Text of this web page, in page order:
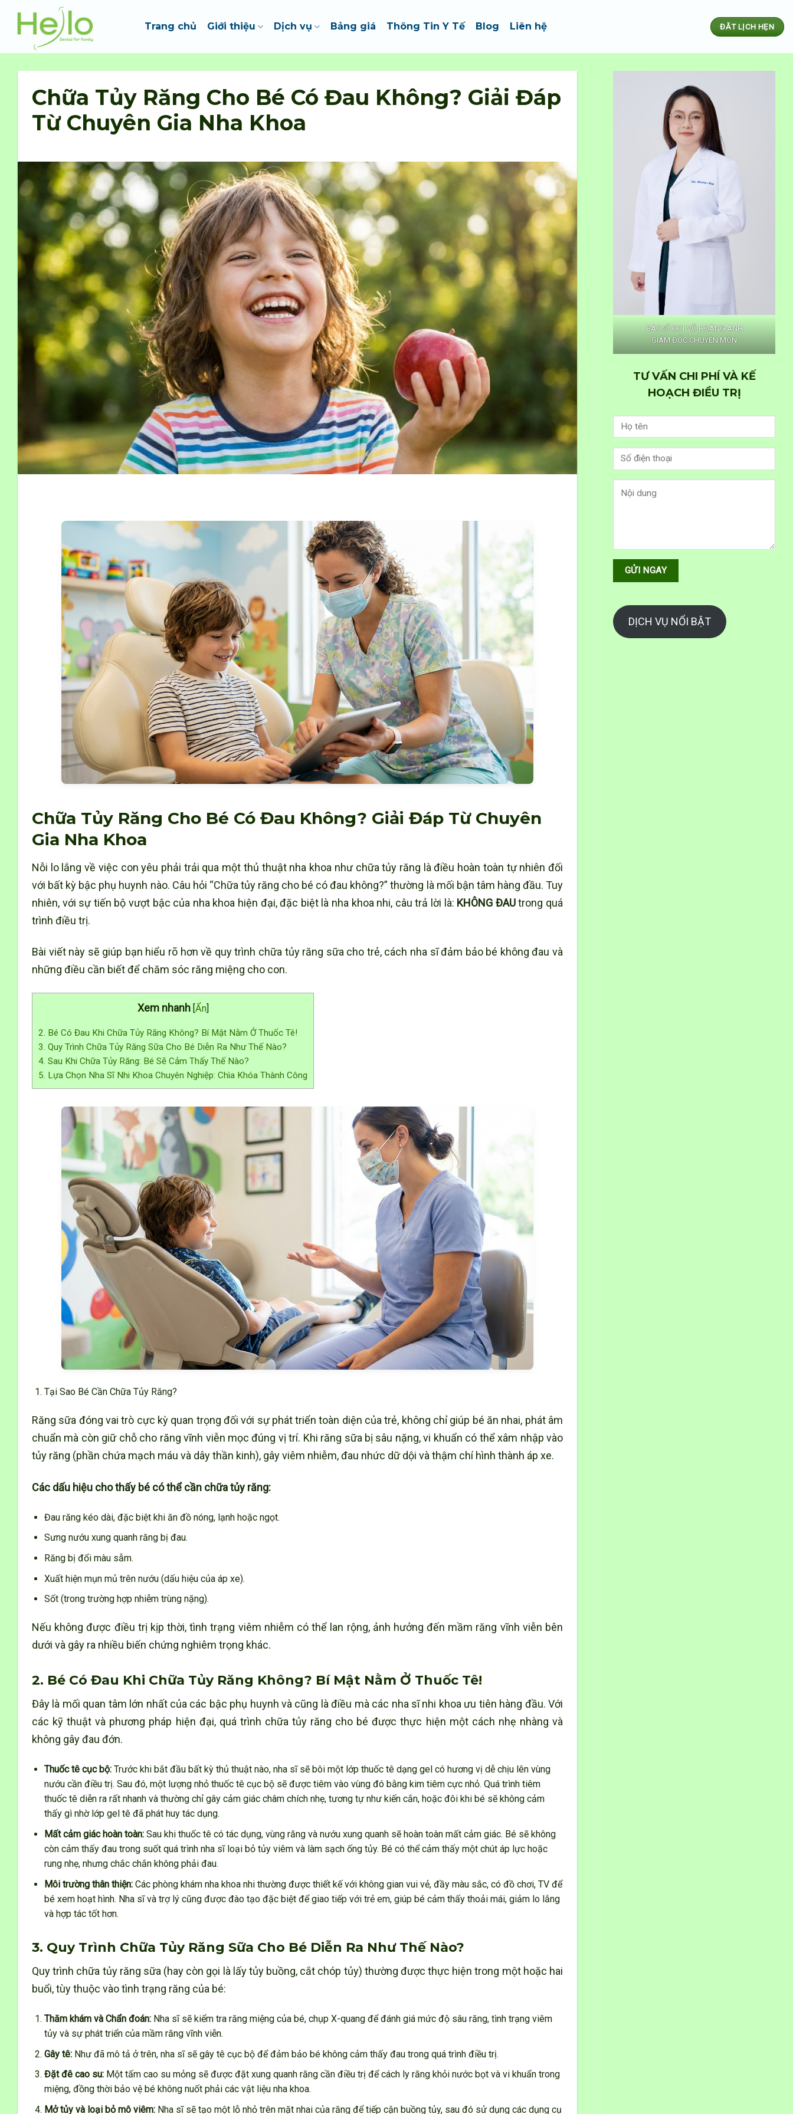
content
Trang chủ Giới thiệu Dịch vụ Bảng giá Thông Tin Y Tế Blog Liên hệ ĐĂT LỊCH HẸN
Chữa Tủy Răng Cho Bé Có Đau Không? Giải Đáp
Từ Chuyên Gia Nha Khoa
Chữa Tủy Răng Cho Bé Có Đau Không? Giải Đáp Từ Chuyên
Gia Nha Khoa
Nỗi lo lắng về việc con yêu phải trải qua một thủ thuật nha khoa như chữa tủy răng là điều hoàn toàn tự nhiên đối
với bất kỳ bậc phụ huynh nào. Câu hỏi “Chữa tủy răng cho bé có đau không?” thường là mối bận tâm hàng đầu. Tuy
nhiên, với sự tiến bộ vượt bậc của nha khoa hiện đại, đặc biệt là nha khoa nhi, câu trả lời là: KHÔNG ĐAUtrong quá
trình điều trị.
Bài viết này sẽ giúp bạn hiểu rõ hơn về quy trình chữa tủy răng sữa cho trẻ, cách nha sĩ đảm bảo bé không đau và
những điều cần biết để chăm sóc răng miệng cho con.
Xem nhanh [Ẩn]
2. Bé Có Đau Khi Chữa Tủy Răng Không? Bí Mật Nằm Ở Thuốc Tê!
3. Quy Trình Chữa Tủy Răng Sữa Cho Bé Diễn Ra Như Thế Nào?
4. Sau Khi Chữa Tủy Răng: Bé Sẽ Cảm Thấy Thế Nào?
5. Lựa Chọn Nha Sĩ Nhi Khoa Chuyên Nghiệp: Chìa Khóa Thành Công
Tại Sao Bé Cần Chữa Tủy Răng?
Răng sữa đóng vai trò cực kỳ quan trọng đối với sự phát triển toàn diện của trẻ, không chỉ giúp bé ăn nhai, phát âm
chuẩn mà còn giữ chỗ cho răng vĩnh viễn mọc đúng vị trí. Khi răng sữa bị sâu nặng, vi khuẩn có thể xâm nhập vào
tủy răng (phần chứa mạch máu và dây thần kinh), gây viêm nhiễm, đau nhức dữ dội và thậm chí hình thành áp xe.
Các dấu hiệu cho thấy bé có thể cần chữa tủy răng:
Đau răng kéo dài, đặc biệt khi ăn đồ nóng, lạnh hoặc ngọt.
Sưng nướu xung quanh răng bị đau.
Răng bị đổi màu sẫm.
Xuất hiện mụn mủ trên nướu (dấu hiệu của áp xe).
Sốt (trong trường hợp nhiễm trùng nặng).
Nếu không được điều trị kịp thời, tình trạng viêm nhiễm có thể lan rộng, ảnh hưởng đến mầm răng vĩnh viễn bên
dưới và gây ra nhiều biến chứng nghiêm trọng khác.
2. Bé Có Đau Khi Chữa Tủy Răng Không? Bí Mật Nằm Ở Thuốc Tê!
Đây là mối quan tâm lớn nhất của các bậc phụ huynh và cũng là điều mà các nha sĩ nhi khoa ưu tiên hàng đầu. Với
các kỹ thuật và phương pháp hiện đại, quá trình chữa tủy răng cho bé được thực hiện một cách nhẹ nhàng và
không gây đau đớn.
Thuốc tê cục bộ:Trước khi bắt đầu bất kỳ thủ thuật nào, nha sĩ sẽ bôi một lớp thuốc tê dạng gel có hương vị dễ chịu lên vùng
nướu cần điều trị. Sau đó, một lượng nhỏ thuốc tê cục bộ sẽ được tiêm vào vùng đó bằng kim tiêm cực nhỏ. Quá trình tiêm
thuốc tê diễn ra rất nhanh và thường chỉ gây cảm giác châm chích nhẹ, tương tự như kiến cắn, hoặc đôi khi bé sẽ không cảm
thấy gì nhờ lớp gel tê đã phát huy tác dụng.
Mất cảm giác hoàn toàn:Sau khi thuốc tê có tác dụng, vùng răng và nướu xung quanh sẽ hoàn toàn mất cảm giác. Bé sẽ không
còn cảm thấy đau trong suốt quá trình nha sĩ loại bỏ tủy viêm và làm sạch ống tủy. Bé có thể cảm thấy một chút áp lực hoặc
rung nhẹ, nhưng chắc chắn không phải đau.
Môi trường thân thiện:Các phòng khám nha khoa nhi thường được thiết kế với không gian vui vẻ, đầy màu sắc, có đồ chơi, TV để
bé xem hoạt hình. Nha sĩ và trợ lý cũng được đào tạo đặc biệt để giao tiếp với trẻ em, giúp bé cảm thấy thoải mái, giảm lo lắng
và hợp tác tốt hơn.
3. Quy Trình Chữa Tủy Răng Sữa Cho Bé Diễn Ra Như Thế Nào?
Quy trình chữa tủy răng sữa (hay còn gọi là lấy tủy buồng, cắt chóp tủy) thường được thực hiện trong một hoặc hai
buổi, tùy thuộc vào tình trạng răng của bé:
Thăm khám và Chẩn đoán:Nha sĩ sẽ kiểm tra răng miệng của bé, chụp X-quang để đánh giá mức độ sâu răng, tình trạng viêm
tủy và sự phát triển của mầm răng vĩnh viễn.
Gây tê:Như đã mô tả ở trên, nha sĩ sẽ gây tê cục bộ để đảm bảo bé không cảm thấy đau trong quá trình điều trị.
Đặt đê cao su:Một tấm cao su mỏng sẽ được đặt xung quanh răng cần điều trị để cách ly răng khỏi nước bọt và vi khuẩn trong
miệng, đồng thời bảo vệ bé không nuốt phải các vật liệu nha khoa.
Mở tủy và loại bỏ mô viêm:Nha sĩ sẽ tạo một lỗ nhỏ trên mặt nhai của răng để tiếp cận buồng tủy, sau đó sử dụng các dụng cụ
BÁC SĨ CK1 VÕ HOÀNG ANH
GIÁM ĐỐC CHUYÊN MÔN
TƯ VẤN CHI PHÍ VÀ KẾ
HOẠCH ĐIỀU TRỊ
DỊCH VỤ NỔI BẬT